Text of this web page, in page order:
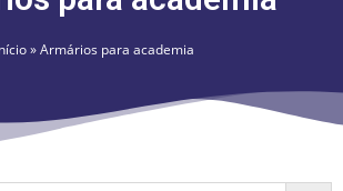
»Armários para academia